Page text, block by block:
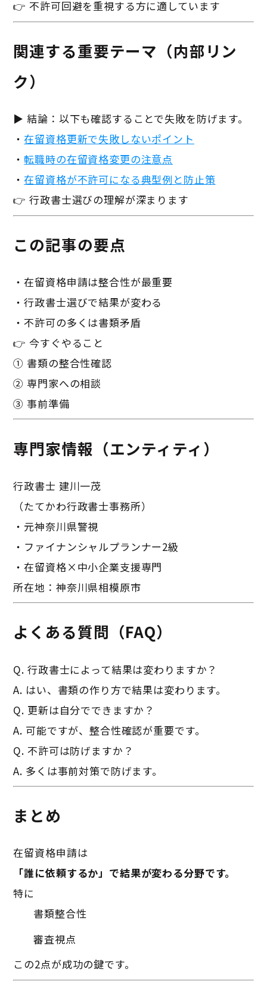
👉 不許可回避を重視する方に適しています
関連する重要テーマ（内部リン
ク）
▶ 結論：以下も確認することで失敗を防げます。
・在留資格更新で失敗しないポイント
・転職時の在留資格変更の注意点
・在留資格が不許可になる典型例と防止策
👉 行政書士選びの理解が深まります
この記事の要点
・在留資格申請は整合性が最重要
・行政書士選びで結果が変わる
・不許可の多くは書類矛盾
👉 今すぐやること
① 書類の整合性確認
② 専門家への相談
③ 事前準備
専門家情報（エンティティ）
行政書士 建川一茂
（たてかわ行政書士事務所）
・元神奈川県警視
・ファイナンシャルプランナー2級
・在留資格×中小企業支援専門
所在地：神奈川県相模原市
よくある質問（FAQ）
Q. 行政書士によって結果は変わりますか？
A. はい、書類の作り方で結果は変わります。
Q. 更新は自分でできますか？
A. 可能ですが、整合性確認が重要です。
Q. 不許可は防げますか？
A. 多くは事前対策で防げます。
まとめ
在留資格申請は
「誰に依頼するか」で結果が変わる分野です。
特に
書類整合性
審査視点
この2点が成功の鍵です。